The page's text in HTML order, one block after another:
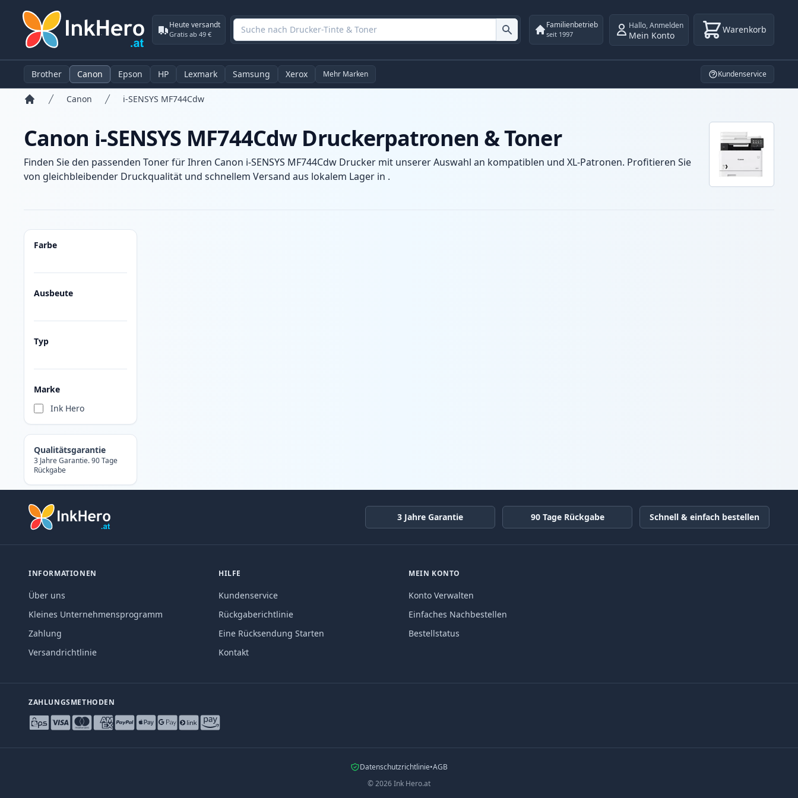
Heute versandt
Gratis ab 49 €
Familienbetrieb
seit 1997
Hallo,Anmelden
Mein Konto Warenkorb
Brother Canon Epson HP Lexmark Samsung Xerox Mehr Marken Kundenservice
Canon i-SENSYS MF744Cdw
Canon i-SENSYS MF744Cdw Druckerpatronen & Toner
Finden Sie den passenden Toner für Ihren Canon i-SENSYS MF744Cdw Drucker mit unserer Auswahl an kompatiblen und XL-Patronen. Profitieren Sie
von gleichbleibender Druckqualität und schnellem Versand aus lokalem Lager in .
Farbe
Ausbeute
Typ
Marke
Ink Hero
Qualitätsgarantie
3 Jahre Garantie. 90 Tage
Rückgabe
3 Jahre Garantie 90 Tage Rückgabe Schnell & einfach bestellen
INFORMATIONEN
Über uns
Kleines Unternehmensprogramm
Zahlung
Versandrichtlinie
HILFE
Kundenservice
Rückgaberichtlinie
Eine Rücksendung Starten
Kontakt
MEIN KONTO
Konto Verwalten
Einfaches Nachbestellen
Bestellstatus
ZAHLUNGSMETHODEN
Datenschutzrichtlinie•AGB
©2026Ink Hero.at